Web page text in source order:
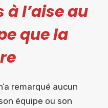
l’aise au
que la
remarqué aucun
équipe ou son